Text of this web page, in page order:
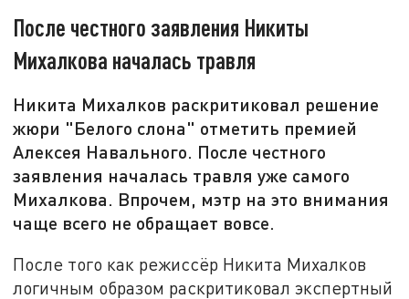
После честного заявления Никиты
Михалкова началась травля
Никита Михалков раскритиковал решение
жюри "Белого слона" отметить премией
Алексея Навального. После честного
заявления началась травля уже самого
Михалкова. Впрочем, мэтр на это внимания
чаще всего не обращает вовсе.
После того как режиссёр Никита Михалков
логичным образом раскритиковал экспертный